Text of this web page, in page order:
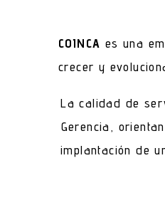
COINCA es una
crecer y
La calidad de
Gerencia,
implantación de